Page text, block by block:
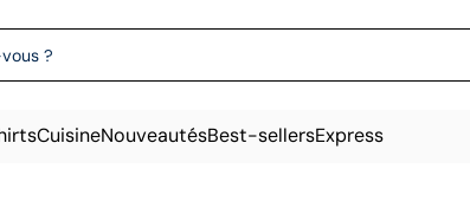
CuisineNouveautésBest-sellersExpress